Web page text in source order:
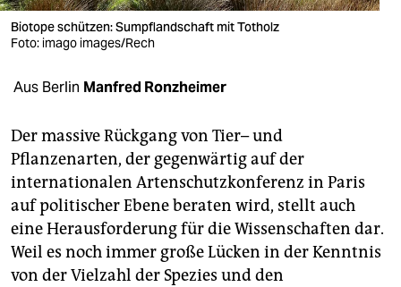
verlag
veranstaltungen
shop
unterstützen
abo
genossenschaft
epaper login
Biotope schützen: Sumpflandschaft mit Totholz
Foto: imago images/Rech
Aus Berlin Manfred Ronzheimer
Der massive Rückgang von Tier– und
Pflanzenarten, der gegenwärtig auf der
internationalen Artenschutzkonferenz in Paris
auf politischer Ebene beraten wird, stellt auch
eine Herausforderung für die Wissenschaften dar.
Weil es noch immer große Lücken in der Kenntnis
von der Vielzahl der Spezies und den